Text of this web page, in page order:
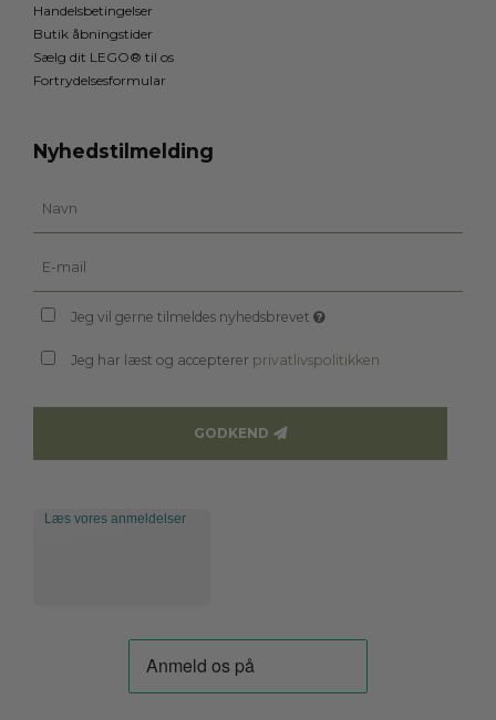
Handelsbetingelser
Butik åbningstider
Sælg dit LEGO® til os
Fortrydelsesformular
Nyhedstilmelding
Jeg vil gerne tilmeldes nyhedsbrevet
Jeg har læst og accepterer privatlivspolitikken
GODKEND
Læs vores anmeldelser